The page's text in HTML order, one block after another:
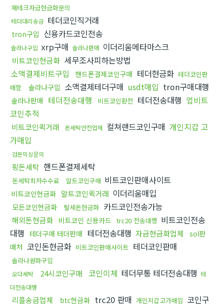
재테크자금현금화문의
테더대리송금 테더코인직거래
tron구입 신용카드코인전송
솔라나구입 xrp구매 솔라나판매 이더리움메타마스크
비트코인현금화 세무조사피하는방법
소액결제비트구입
핸드폰결제코인구매 테더현금화 테더코인판
매함
솔라나구입 소액결제테더구매 usdt매입 tron구매대행
솔라나판매 테더전송대행 비트코인환전 테더전송대행 업비트
코인추적
비트코인퀵거래 돈세탁안전업체 컬쳐랜드코인구매 개인지갑 고
가매입
검돈믹싱문의
핑돈세탁 핸드폰결제세탁
돈세탁최저수수료 알트코인구매 비트코인판매사이트
비트코인현금화 알트코인퀵거래 이더리움매입
모든코인현금화 탈세돈현금화 카드코인전송가능
해외돈현금화 비트코인 신용카드 trc20 전송대행 비트코인전송
대행
테더구매 테더판매 테더전송대행 자금현금화업체
sol판
매처 코인돈현금화 비트코인판매사이트 테더코인판매
솔라나원화구입
오다세탁 24시코인구매 코인이체 테더무통 테더전송대행 테
더전송대행
리플송금업체 btc현금화 trc20 판매 개인지갑고가매입 코인구